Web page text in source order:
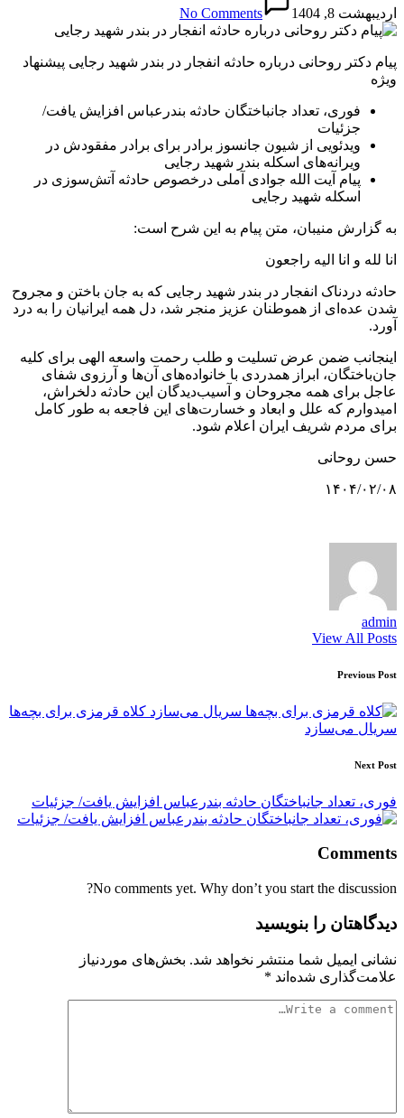
اردیبهشت 8, 1404 No Comments
پیام دکتر روحانی درباره حادثه انفجار در بندر شهید رجایی پیشنهاد
ویژه
فوری، تعداد جانباختگان حادثه بندرعباس افزایش یافت/
جزئیات
ویدئویی از شیون جانسوز برادر برای برادر مفقودش در
ویرانه‌های اسکله بندر شهید رجایی
پیام آیت الله جوادی آملی درخصوص حادثه آتش‌سوزی در
اسکله شهید رجایی
به گزارش منیبان، متن پیام به این شرح است:
انا لله و انا الیه راجعون
حادثه دردناک انفجار در بندر شهید رجایی که به جان باختن و مجروح
شدن عده‌ای از هموطنان عزیز منجر شد، دل همه ایرانیان را به درد
آورد.
اینجانب ضمن عرض تسلیت و طلب رحمت واسعه الهی برای کلیه
جان‌باختگان، ابراز همدردی با خانواده‌های آن‌ها و آرزوی شفای
عاجل برای همه مجروحان و آسیب‌دیدگان این حادثه دلخراش،
امیدوارم که علل و ابعاد و خسارت‌های این فاجعه به طور کامل
برای مردم شریف ایران اعلام شود.
حسن روحانی
۱۴۰۴/۰۲/۰۸
admin
View All Posts
Post
navigation
Previous Post
کلاه قرمزی برای بچه‌ها
سریال می‌سازد
Next Post
فوری، تعداد جانباختگان حادثه بندرعباس افزایش یافت/ جزئیات
Comments
No comments yet. Why don’t you start the discussion?
دیدگاهتان را بنویسید
نشانی ایمیل شما منتشر نخواهد شد. بخش‌های موردنیاز
علامت‌گذاری شده‌اند *